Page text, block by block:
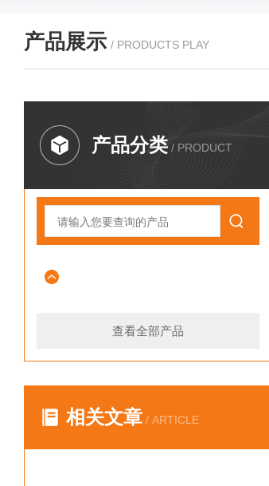
产品展示 / PRODUCTS PLAY
产品分类 / PRODUCT
查看全部产品
相关文章 / ARTICLE